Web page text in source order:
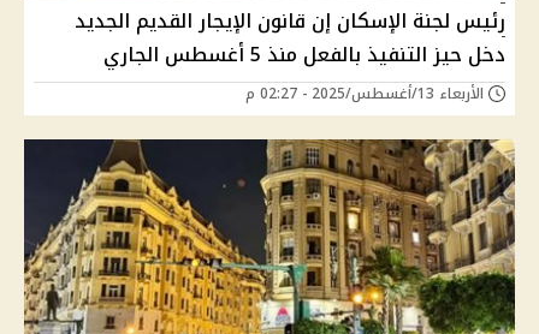
رئيس لجنة الإسكان إن قانون الإيجار القديم الجديد
دخل حيز التنفيذ بالفعل منذ 5 أغسطس الجاري
الأربعاء 13/أغسطس/2025 - 02:27 م